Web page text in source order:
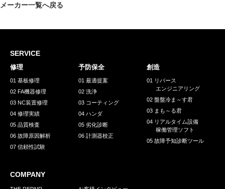
環境への取り組み
メーカー一覧へ戻る
SERVICE
修理
01 基板修理
02 FA機器修理
03 NC装置修理
04 修理実績
05 品質検査
06 故障原因解析
07 信頼性試験
予防保全
01 最適提案
02 洗浄
03 コーティング
04 ハンダ
05 劣化診断
06 計測器校正
創造
01 リバース
エンジニアリング
02 盤盤冷ま～す君
03 まも～る君
04 リアルタイム設備
稼働管理ソフト
05 故障予知診断ツール
COMPANY